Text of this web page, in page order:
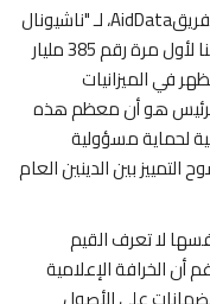
من جانبه، قال براد باركس، المدير التنفيذي لفريقAidData، لـ "ناشيونال
بوست": «لقد شعرت بالذهول عندما اكتشفنا لأول مرة رقم 385 مليار
في الميزانيات
الرئيس هو أن معظم هذه
لحماية مسؤولية
بين الدينين العام
لا تعرف القيم
أن الخرافة الإعلامية